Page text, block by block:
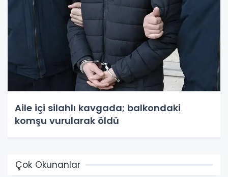
Aile içi silahlı kavgada; balkondaki
komşu vurularak öldü
Çok Okunanlar